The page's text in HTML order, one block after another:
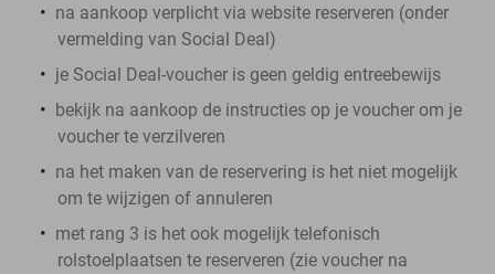
na aankoop verplicht via website reserveren (onder
vermelding van Social Deal)
je Social Deal-voucher is geen geldig entreebewijs
bekijk na aankoop de instructies op je voucher om je
voucher te verzilveren
na het maken van de reservering is het niet mogelijk
om te wijzigen of annuleren
met rang 3 is het ook mogelijk telefonisch
rolstoelplaatsen te reserveren (zie voucher na